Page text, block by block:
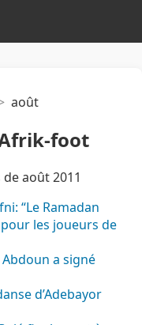
août
foot
août 2011
“Le Ramadan
les joueurs de
a signé
d’Adebayor